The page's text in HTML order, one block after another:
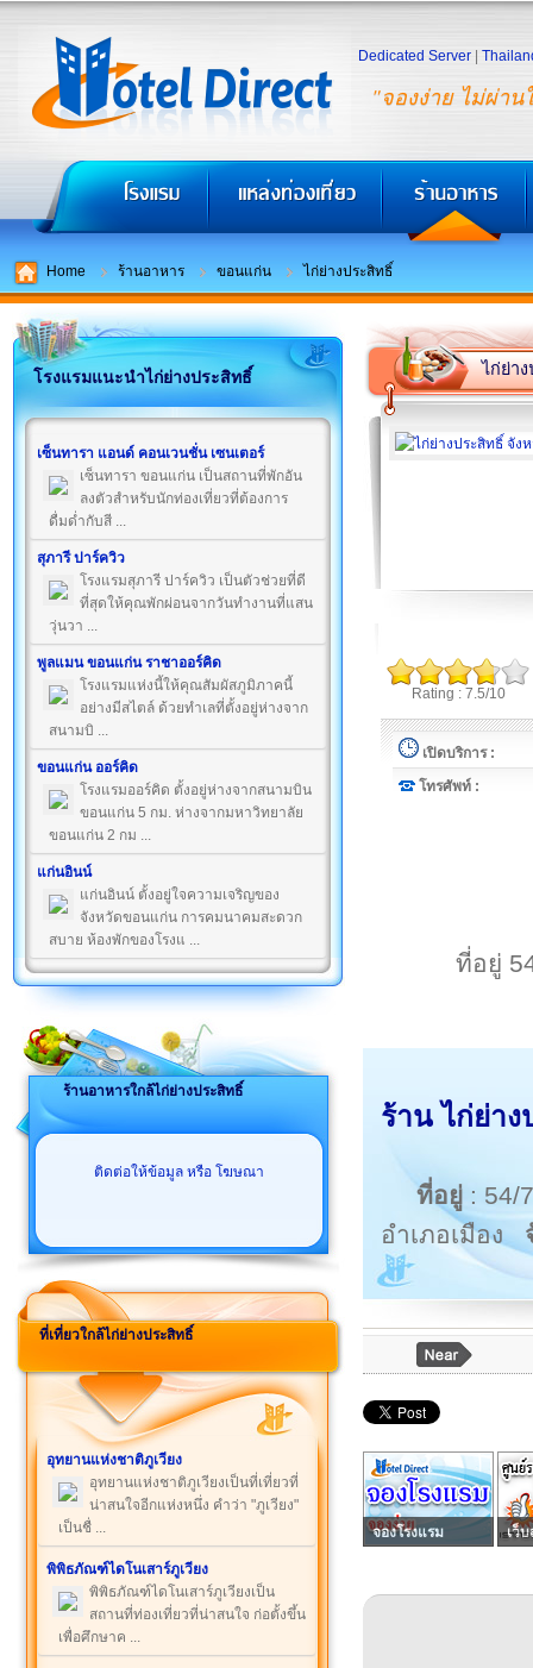
"จองง่าย ไม่ผ่าน
Dedicated Server
Home ร้านอาหาร ขอนแก่น ไก่ย่างประสิทธิ์
โรงแรมแนะนำไก่ย่างประสิทธิ์
เซ็นทารา แอนด์ คอนเวนชั่น เซนเตอร์
เซ็นทารา ขอนแก่น เป็นสถานที่พักอัน
ลงตัวสำหรับนักท่องเที่ยวที่ต้องการ
ดื่มด่ำกับสี ...
สุภารี ปาร์ควิว
โรงแรมสุภารี ปาร์ควิว เป็นตัวช่วยที่ดี
ที่สุดให้คุณพักผ่อนจากวันทำงานที่แสน
วุ่นวา ...
พูลแมน ขอนแก่น ราชาออร์คิด
โรงแรมแห่งนี้ให้คุณสัมผัสภูมิภาคนี้
อย่างมีสไตล์ ด้วยทำเลที่ตั้งอยู่ห่างจาก
สนามบิ ...
ขอนแก่น ออร์คิด
โรงแรมออร์คิด ตั้งอยู่ห่างจากสนามบิน
ขอนแก่น 5 กม. ห่างจากมหาวิทยาลัย
ขอนแก่น 2 กม ...
แก่นอินน์
แก่นอินน์ ตั้งอยู่ใจความเจริญของ
จังหวัดขอนแก่น การคมนาคมสะดวก
สบาย ห้องพักของโรงแ ...
ร้านอาหารใกล้ไก่ย่างประสิทธิ์
ติดต่อให้ข้อมูล หรือ โฆษณา
ที่เที่ยวใกล้ไก่ย่างประสิทธิ์
อุทยานแห่งชาติภูเวียง
อุทยานแห่งชาติภูเวียงเป็นที่เที่ยวที่
น่าสนใจอีกแห่งหนึ่ง คำว่า "ภูเวียง"
เป็นชื่ ...
พิพิธภัณฑ์ไดโนเสาร์ภูเวียง
พิพิธภัณฑ์ไดโนเสาร์ภูเวียงเป็น
สถานที่ท่องเที่ยวที่น่าสนใจ ก่อตั้งขึ้น
เพื่อศึกษาค ...
ไก่ย่า
Rating : 7.5/10
เปิดบริการ :
โทรศัพท์ :
ที่อยู่
ร้าน ไก่ย่า
ที่อยู่ : 54/
อำเภอเมือง
จองโรงแรม เว็บ